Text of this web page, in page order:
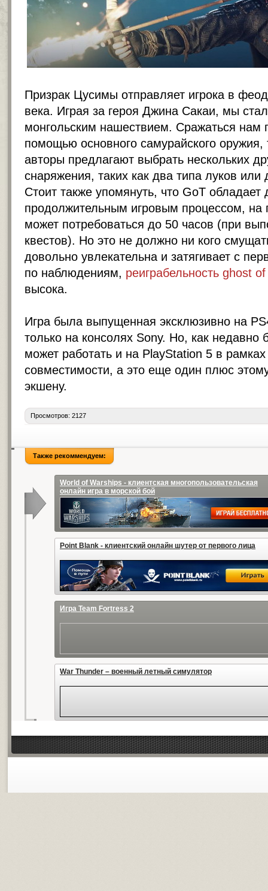
Призрак Цусимы отправляет игрока в
века. Играя за героя Джина Сакаи, мы
монгольским нашествием. Сражаться нам
помощью основного самурайского оружия,
авторы предлагают выбрать нескольких
снаряжения, таких как два типа луков
Стоит также упомянуть, что GoT обладает
продолжительным игровым процессом, на
может потребоваться до 50 часов (при
квестов). Но это не должно ни кого
довольно увлекательна и затягивает с
по наблюдениям, реиграбельность ghost
высока.
Игра была выпущенная эксклюзивно на
только на консолях Sony. Но, как
может работать и на PlayStation 5 в
совместимости, а это еще один плюс
экшену.
Просмотров: 2127
Также рекоммендуем:
World of Warships - клиентская многопользовательская
онлайн игра в морской бой
Point Blank - клиентский онлайн шутер от первого лица
Игра Team Fortress 2
War Thunder – военный летный симулятор